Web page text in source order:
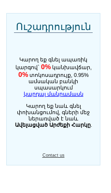
Ուշադրություն
Կարող եք գնել ապառիկ
կարգով` 0%կանխավճար,
0%տոկոսադրույք, 0.95%
ամսական բանկի
սպասարկում
կարդալ մանրամասն
Կարող եք նաև գնել
փոխանցումով, գների մեջ
ներառված է նաև
Ավելացված Արժեքի Հարկը.
Contact us